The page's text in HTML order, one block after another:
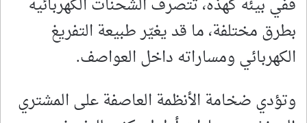
بطرق مختلفة، ما قد يغيّر طبيعة التفريغ
الكهربائي ومساراته داخل العواصف.
وتؤدي ضخامة الأنظمة العاصفة على المشتري